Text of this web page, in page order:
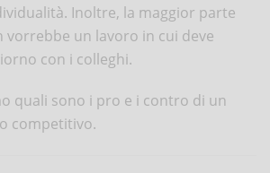
Inoltre, la maggior parte
vorrebbe un lavoro in cui deve
con i colleghi.
quali sono i pro e i contro di un
competitivo.